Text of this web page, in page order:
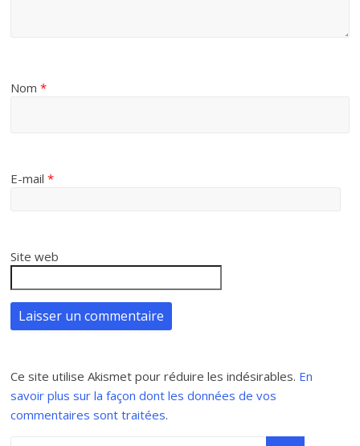
Nom*
E-mail*
Site web
Ce site utilise Akismet pour réduire les indésirables. En
savoir plus sur la façon dont les données de vos
commentaires sont traitées.